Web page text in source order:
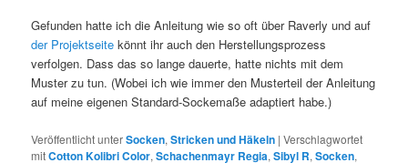
Gefunden hatte ich die Anleitung wie so oft über Raverly und auf
der Projektseite könnt ihr auch den Herstellungsprozess
verfolgen. Dass das so lange dauerte, hatte nichts mit dem
Muster zu tun. (Wobei ich wie immer den Musterteil der Anleitung
auf meine eigenen Standard-Sockemaße adaptiert habe.)
Veröffentlicht unterSocken,Stricken und Häkeln |Verschlagwortet
mitCotton Kolibri Color,Schachenmayr Regia,Sibyl R,Socken,